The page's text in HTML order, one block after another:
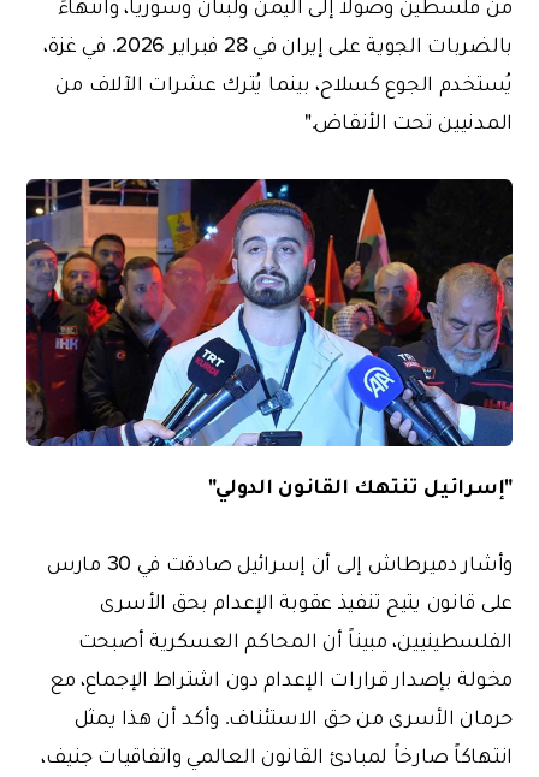
بالضربات الجوية على إيران في 28 فبراير 2026. في غزة،
يُستخدم الجوع كسلاح، بينما يُترك عشرات الآلاف من
المدنيين تحت الأنقاض."
"إسرائيل تنتهك القانون الدولي"
وأشار دميرطاش إلى أن إسرائيل صادقت في 30 مارس
على قانون يتيح تنفيذ عقوبة الإعدام بحق الأسرى
الفلسطينيين، مبيناً أن المحاكم العسكرية أصبحت
مخولة بإصدار قرارات الإعدام دون اشتراط الإجماع، مع
حرمان الأسرى من حق الاستئناف. وأكد أن هذا يمثل
انتهاكاً صارخاً لمبادئ القانون العالمي واتفاقيات جنيف،